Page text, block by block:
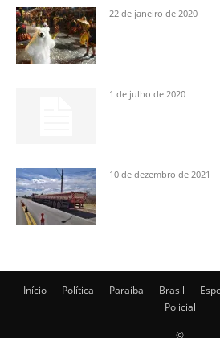
22 de janeiro de 2020
1 de julho de 2020
10 de dezembro de 2021
Início Política Paraíba Brasil
Policial